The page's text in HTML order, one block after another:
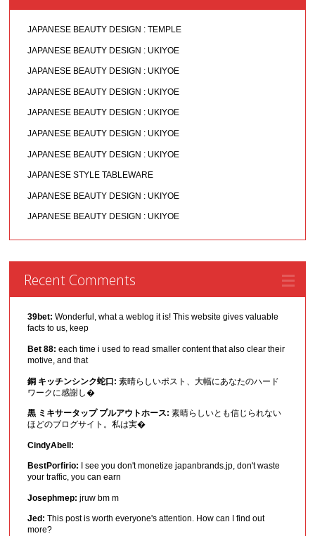
JAPANESE BEAUTY DESIGN : TEMPLE
JAPANESE BEAUTY DESIGN : UKIYOE
JAPANESE BEAUTY DESIGN : UKIYOE
JAPANESE BEAUTY DESIGN : UKIYOE
JAPANESE BEAUTY DESIGN : UKIYOE
JAPANESE BEAUTY DESIGN : UKIYOE
JAPANESE BEAUTY DESIGN : UKIYOE
JAPANESE STYLE TABLEWARE
JAPANESE BEAUTY DESIGN : UKIYOE
JAPANESE BEAUTY DESIGN : UKIYOE
Recent Comments
39bet: Wonderful, what a weblog it is! This website gives valuable
facts to us, keep
Bet 88: each time i used to read smaller content that also clear their
motive, and that
銅 キッチンシンク蛇口: 素晴らしいポスト、大幅にあなたのハード
ワークに感謝し�
黒 ミキサータップ プルアウトホース: 素晴らしいとも信じられない
ほどのブログサイト。私は実�
CindyAbell:
BestPorfirio:
I see you don't monetize japanbrands.jp, don't waste
your traffic, you can earn
Josephmep: jruw bm m
Jed: This post is worth everyone's attention. How can I find out
more?